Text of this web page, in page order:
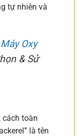
tự nhiên và
Máy Oxy
& Sử
toàn
là tên